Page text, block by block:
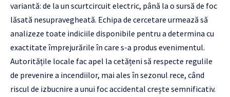
variantă: de la un scurtcircuit electric, până la o sursă de foc
lăsată nesupravegheată. Echipa de cercetare urmează să
analizeze toate indiciile disponibile pentru a determina cu
exactitate împrejurările în care s-a produs evenimentul.
Autoritățile locale fac apel la cetățeni să respecte regulile
de prevenire a incendiilor, mai ales în sezonul rece, când
riscul de izbucnire a unui foc accidental crește semnificativ.